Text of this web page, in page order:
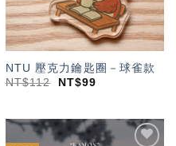
NTU 壓克力鑰匙圈－球雀款
NT$112 NT$99